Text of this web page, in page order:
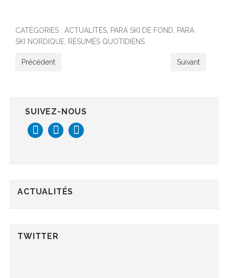
CATÉGORIES : ACTUALITÉS PARA SKI DE FOND
PARA
SKI NORDIQUE RÉSUMÉS QUOTIDIENS
Précédent Suivant
SUIVEZ-NOUS
ACTUALITÉS
TWITTER